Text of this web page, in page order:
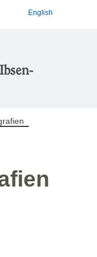
English